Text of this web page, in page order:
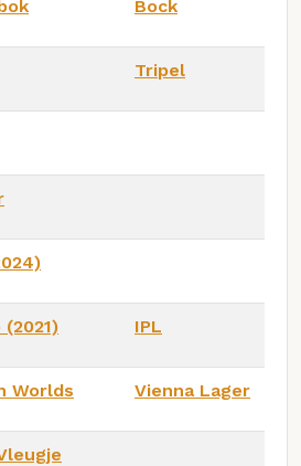
Bock
Tripel
IPL
Worlds Vienna Lager